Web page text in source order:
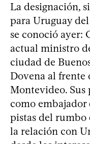
La designación,
para Uruguay
se conoció ayer:
actual ministro
ciudad de
Dovena al frente
Montevideo. Sus
como embajador
pistas del rumbo
la relación con